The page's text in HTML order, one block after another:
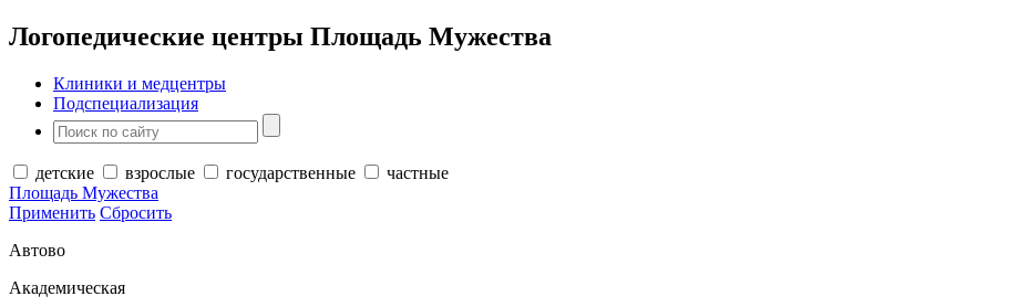
Логопедические центры Площадь Мужества
Клиники и медцентры
Подспециализация
детские взрослые государственные
частные
Площадь Мужества
Применить Сбросить
Автово
Академическая